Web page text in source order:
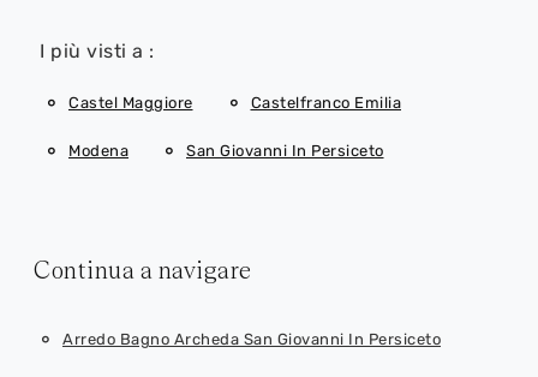
I più visti a :
Castel Maggiore Castelfranco Emilia
Modena San Giovanni In Persiceto
Continua a navigare
Arredo Bagno Archeda San Giovanni In Persiceto